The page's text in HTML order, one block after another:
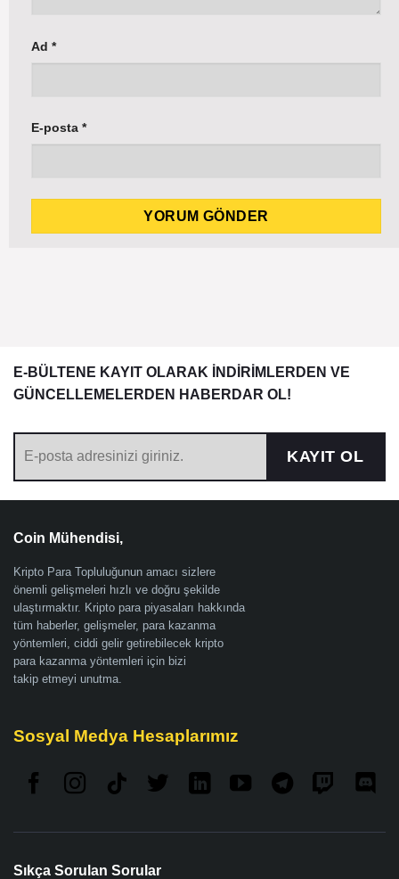
Ad *
E-posta *
E-BÜLTENE KAYIT OLARAK İNDİRİMLERDEN VE
GÜNCELLEMELERDEN HABERDAR OL!
KAYIT OL
Coin Mühendisi,
Kripto Para Topluluğunun amacı sizlere
önemli gelişmeleri hızlı ve doğru şekilde
ulaştırmaktır. Kripto para piyasaları hakkında
tüm haberler, gelişmeler, para kazanma
yöntemleri, ciddi gelir getirebilecek kripto
para kazanma yöntemleri için bizi
takip etmeyi unutma.
Sosyal Medya Hesaplarımız
Sıkça Sorulan Sorular